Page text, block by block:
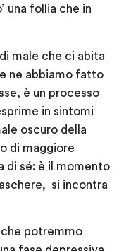
una follia che in
male che ci abita
ne abbiamo fatto
è un processo
in sintomi
oscuro della
di maggiore
di sé: è il momento
si incontra
che potremmo